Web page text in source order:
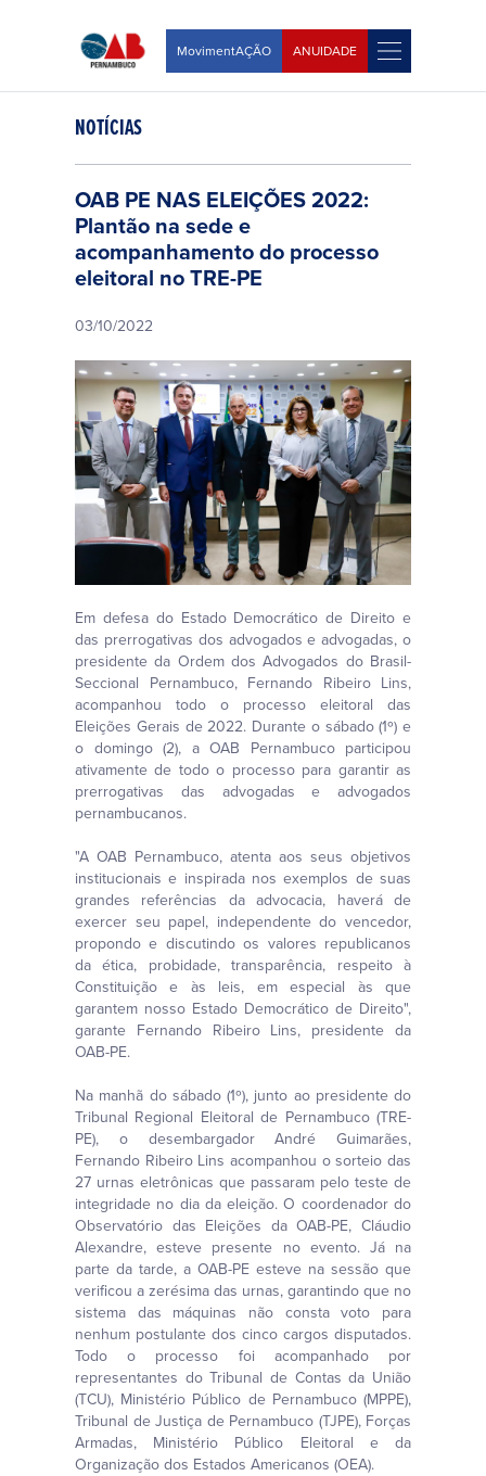
MovimentAÇÃO ANUIDADE
NOTÍCIAS
OAB PE NAS ELEIÇÕES 2022:
Plantão na sede e
acompanhamento do processo
eleitoral no TRE-PE
03/10/2022
Em defesa do Estado Democrático de Direito e
das prerrogativas dos advogados e advogadas, o
presidente da Ordem dos Advogados do Brasil-
Seccional Pernambuco, Fernando Ribeiro Lins,
acompanhou todo o processo eleitoral das
Eleições Gerais de 2022. Durante o sábado (1º) e
o domingo (2), a OAB Pernambuco participou
ativamente de todo o processo para garantir as
prerrogativas das advogadas e advogados
pernambucanos.
"A OAB Pernambuco, atenta aos seus objetivos
institucionais e inspirada nos exemplos de suas
grandes referências da advocacia, haverá de
exercer seu papel, independente do vencedor,
propondo e discutindo os valores republicanos
da ética, probidade, transparência, respeito à
Constituição e às leis, em especial às que
garantem nosso Estado Democrático de Direito",
garante Fernando Ribeiro Lins, presidente da
OAB-PE.
Na manhã do sábado (1º), junto ao presidente do
Tribunal Regional Eleitoral de Pernambuco (TRE-
PE), o desembargador André Guimarães,
Fernando Ribeiro Lins acompanhou o sorteio das
27 urnas eletrônicas que passaram pelo teste de
integridade no dia da eleição. O coordenador do
Observatório das Eleições da OAB-PE, Cláudio
Alexandre, esteve presente no evento. Já na
parte da tarde, a OAB-PE esteve na sessão que
verificou a zerésima das urnas, garantindo que no
sistema das máquinas não consta voto para
nenhum postulante dos cinco cargos disputados.
Todo o processo foi acompanhado por
representantes do Tribunal de Contas da União
(TCU), Ministério Público de Pernambuco (MPPE),
Tribunal de Justiça de Pernambuco (TJPE), Forças
Armadas, Ministério Público Eleitoral e da
Organização dos Estados Americanos (OEA).